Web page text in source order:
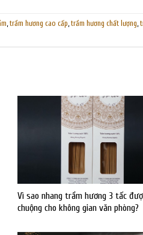
,trầm hương cao cấp,trầm hương chất lượng,
Vì sao nhang trầm hương 3 tấc
chuộng cho không gian văn phòng?